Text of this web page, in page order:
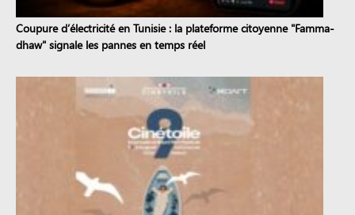
Coupure d’électricité en Tunisie : la plateforme citoyenne "Famma-
dhaw" signale les pannes en temps réel